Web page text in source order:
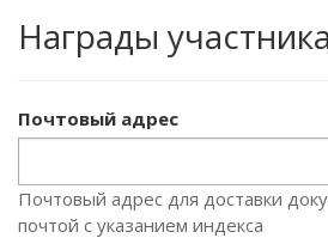
Награды
Почтовый адрес
Почтовый адрес для доставки
почтой с указанием индекса